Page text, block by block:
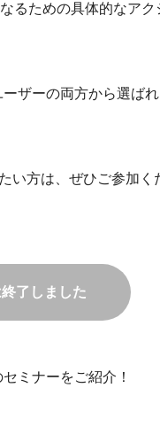
るための具体的なアク
ザーの両方から選ば
い方は、ぜひご参加く
了しました
ミナーをご紹介！